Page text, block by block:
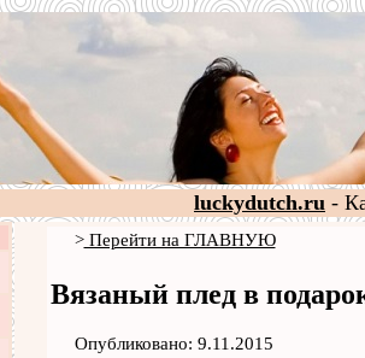
luckydutch.ru -
>Перейти на ГЛАВНУЮ
Вязаный плед в
Опубликовано: 9.11.2015